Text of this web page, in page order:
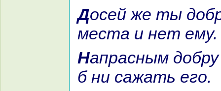
Досей же ты доброе, хоть
места и нет ему.
Напpaсным добру не быть, куда
б ни caжать его.